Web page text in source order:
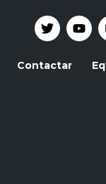
Contactar